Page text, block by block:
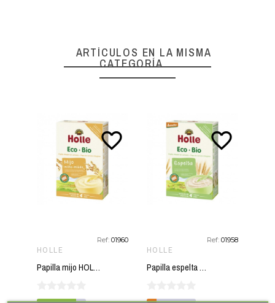
ARTÍCULOS EN LA MISMA
CATEGORÍA
Ref: 01960
HOLLE
Papilla mijo HOLLE 250 gr ECO
favorite_border
Ref: 01958
HOLLE
Papilla espelta HOLLE 250 gr DEMETER ECO
favorite_border